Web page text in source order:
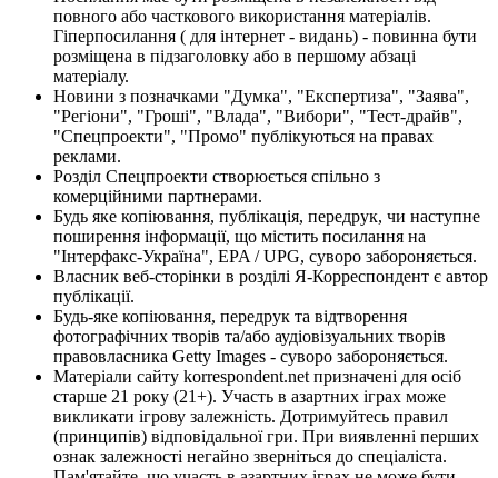
повного або часткового використання матеріалів.
Гіперпосилання ( для інтернет - видань) - повинна бути
розміщена в підзаголовку або в першому абзаці
матеріалу.
Новини з позначками "Думка", "Експертиза", "Заява",
"Регіони", "Гроші", "Влада", "Вибори", "Тест-драйв",
"Спецпроекти", "Промо" публікуються на правах
реклами.
Розділ Спецпроекти створюється спільно з
комерційними партнерами.
Будь яке копіювання, публікація, передрук, чи наступне
поширення інформації, що містить посилання на
"Інтерфакс-Україна", EPA / UPG, суворо забороняється.
Власник веб-сторінки в розділі Я-Корреспондент є автор
публікації.
Будь-яке копіювання, передрук та відтворення
фотографічних творів та/або аудіовізуальних творів
правовласника Getty Images - суворо забороняється.
Матеріали сайту korrespondent.net призначені для осіб
старше 21 року (21+). Участь в азартних іграх може
викликати ігрову залежність. Дотримуйтесь правил
(принципів) відповідальної гри. При виявленні перших
ознак залежності негайно зверніться до спеціаліста.